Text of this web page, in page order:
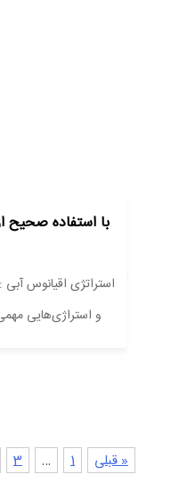
با استفاده صحیح
استراتژی اقیانوس
و استراژی‌هایی
« قبلی 1
…
3